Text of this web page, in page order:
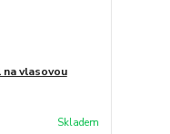
vlasovou
Skladem